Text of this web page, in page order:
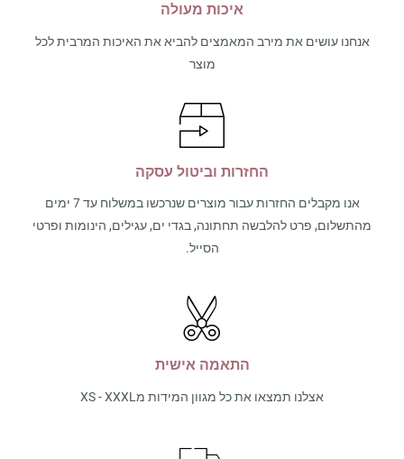
איכות מעולה
אנחנו עושים את מירב המאמצים להביא את האיכות המרבית לכל
מוצר
החזרות וביטול עסקה
אנו מקבלים החזרות עבור מוצרים שנרכשו במשלוח עד 7 ימים
מהתשלום, פרט להלבשה תחתונה, בגדי ים, עגילים, הינומות ופרטי
הסייל.
התאמה אישית
אצלנו תמצאו את כל מגוון המידות מXS - XXXL